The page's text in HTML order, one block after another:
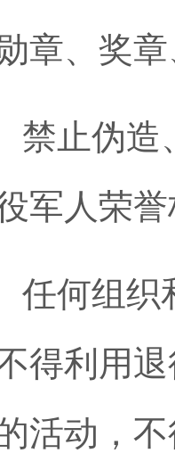
章、奖
伪造、
军人荣
组织和
得利用
活动，